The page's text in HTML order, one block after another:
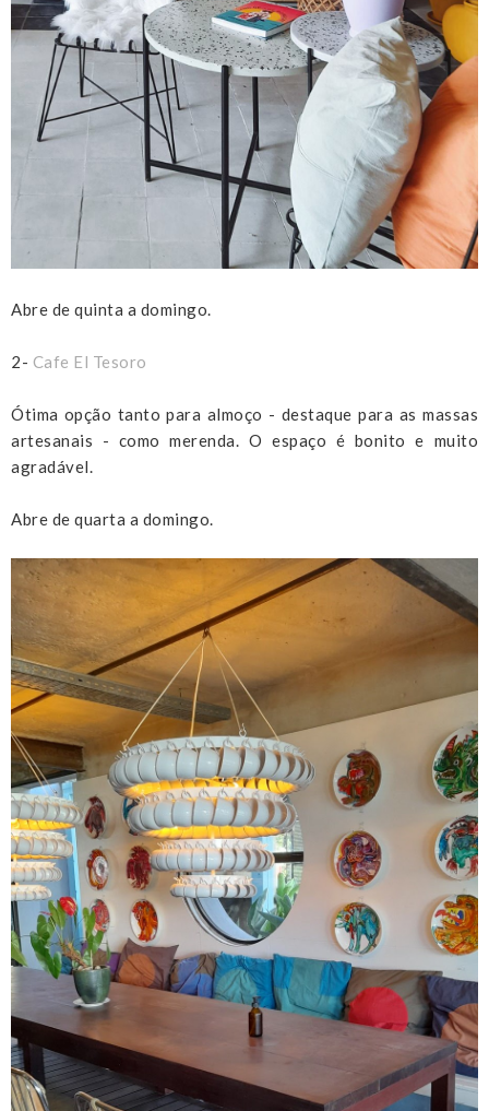
Abre de quinta a domingo.
2- Cafe El Tesoro
Ótima opção tanto para almoço - destaque para as massas
artesanais - como merenda. O espaço é bonito e muito
agradável.
Abre de quarta a domingo.